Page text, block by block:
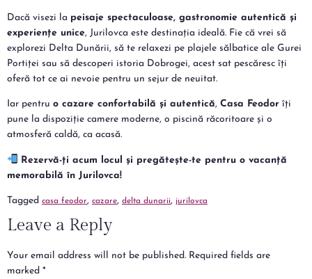
Dacă visezi la peisaje spectaculoase, gastronomie autentică și
experiențe unice, Jurilovca este destinația ideală. Fie că vrei să
explorezi Delta Dunării, să te relaxezi pe plajele sălbatice ale Gurei
Portiței sau să descoperi istoria Dobrogei, acest sat pescăresc îți
oferă tot ce ai nevoie pentru un sejur de neuitat.
Iar pentru o cazare confortabilă și autentică, Casa Feodor îți
pune la dispoziție camere moderne, o piscină răcoritoare și o
atmosferă caldă, ca acasă.
Rezervă-ți acum locul și pregătește-te pentru o vacanță
memorabilă în Jurilovca!
Tagged casa feodor, cazare, delta dunarii, jurilovca
Leave a Reply
Your email address will not be published. Required fields are
marked *